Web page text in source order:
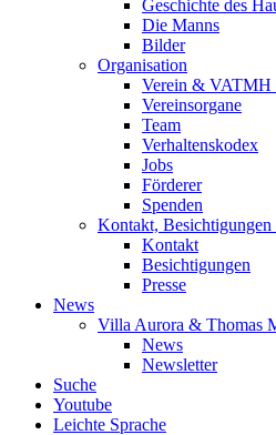
Geschichte des
Die Manns
Bilder
Organisation
Verein & VATMH
Vereinsorgane
Team
Verhaltenskodex
Jobs
Förderer
Spenden
Kontakt, Besichtigungen
Kontakt
Besichtigungen
Presse
News
Villa Aurora & Thomas
News
Newsletter
Suche
Youtube
Leichte Sprache